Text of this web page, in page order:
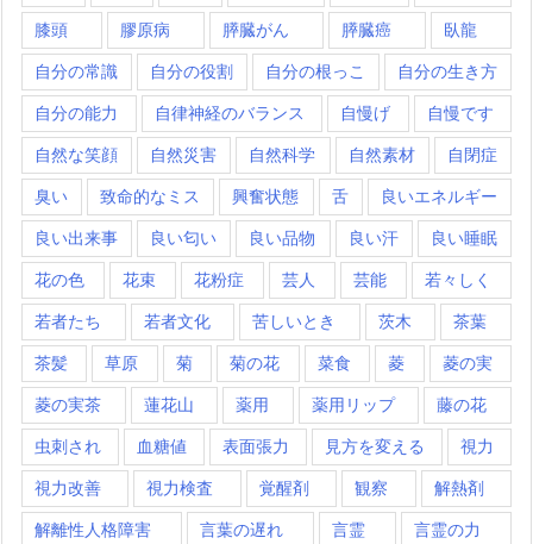
膝頭 膠原病 膵臓がん 膵臓癌 臥龍
自分の常識 自分の役割 自分の根っこ 自分の生き方
自分の能力 自律神経のバランス 自慢げ 自慢です
自然な笑顔 自然災害 自然科学 自然素材 自閉症
臭い 致命的なミス 興奮状態 舌 良いエネルギー
良い出来事 良い匂い 良い品物 良い汗 良い睡眠
花の色 花束 花粉症 芸人 芸能 若々しく
若者たち 若者文化 苦しいとき 茨木 茶葉
茶髪 草原 菊 菊の花 菜食 菱 菱の実
菱の実茶 蓮花山 薬用 薬用リップ 藤の花
虫刺され 血糖値 表面張力 見方を変える 視力
視力改善 視力検査 覚醒剤 観察 解熱剤
解離性人格障害 言葉の遅れ 言霊 言霊の力